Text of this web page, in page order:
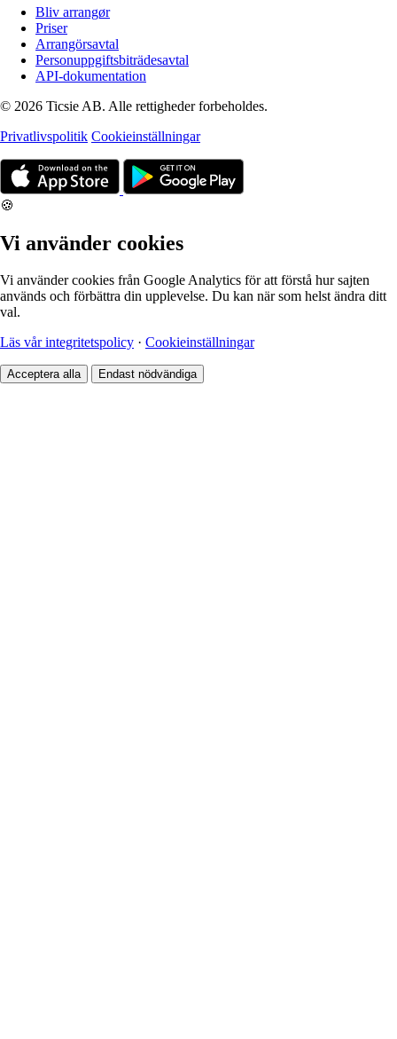
Bliv arrangør
Priser
Arrangörsavtal
Personuppgiftsbiträdesavtal
API-dokumentation
© 2026 Ticsie AB. Alle rettigheder forbeholdes.
Privatlivspolitik Cookieinställningar
🍪
Vi använder cookies
Vi använder cookies från Google Analytics för att förstå hur sajten
används och förbättra din upplevelse. Du kan när som helst ändra ditt
val.
Läs vår integritetspolicy · Cookieinställningar
Acceptera alla Endast nödvändiga